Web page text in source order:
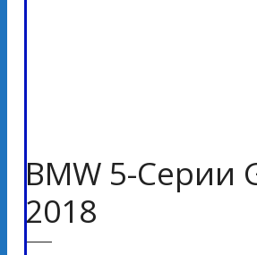
BMW 5-Серии
2018